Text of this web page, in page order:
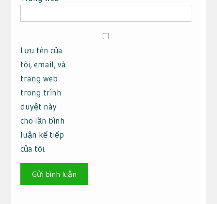
Lưu tên của
tôi, email, và
trang web
trong trình
duyệt này
cho lần bình
luận kế tiếp
của tôi.